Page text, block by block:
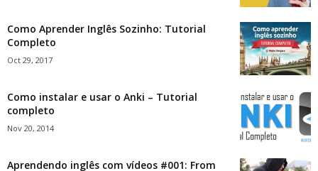
Como Aprender Inglês Sozinho: Tutorial
Completo
Oct 29, 2017
Como instalar e usar o Anki – Tutorial
completo
Nov 20, 2014
Aprendendo inglês com vídeos #001: From